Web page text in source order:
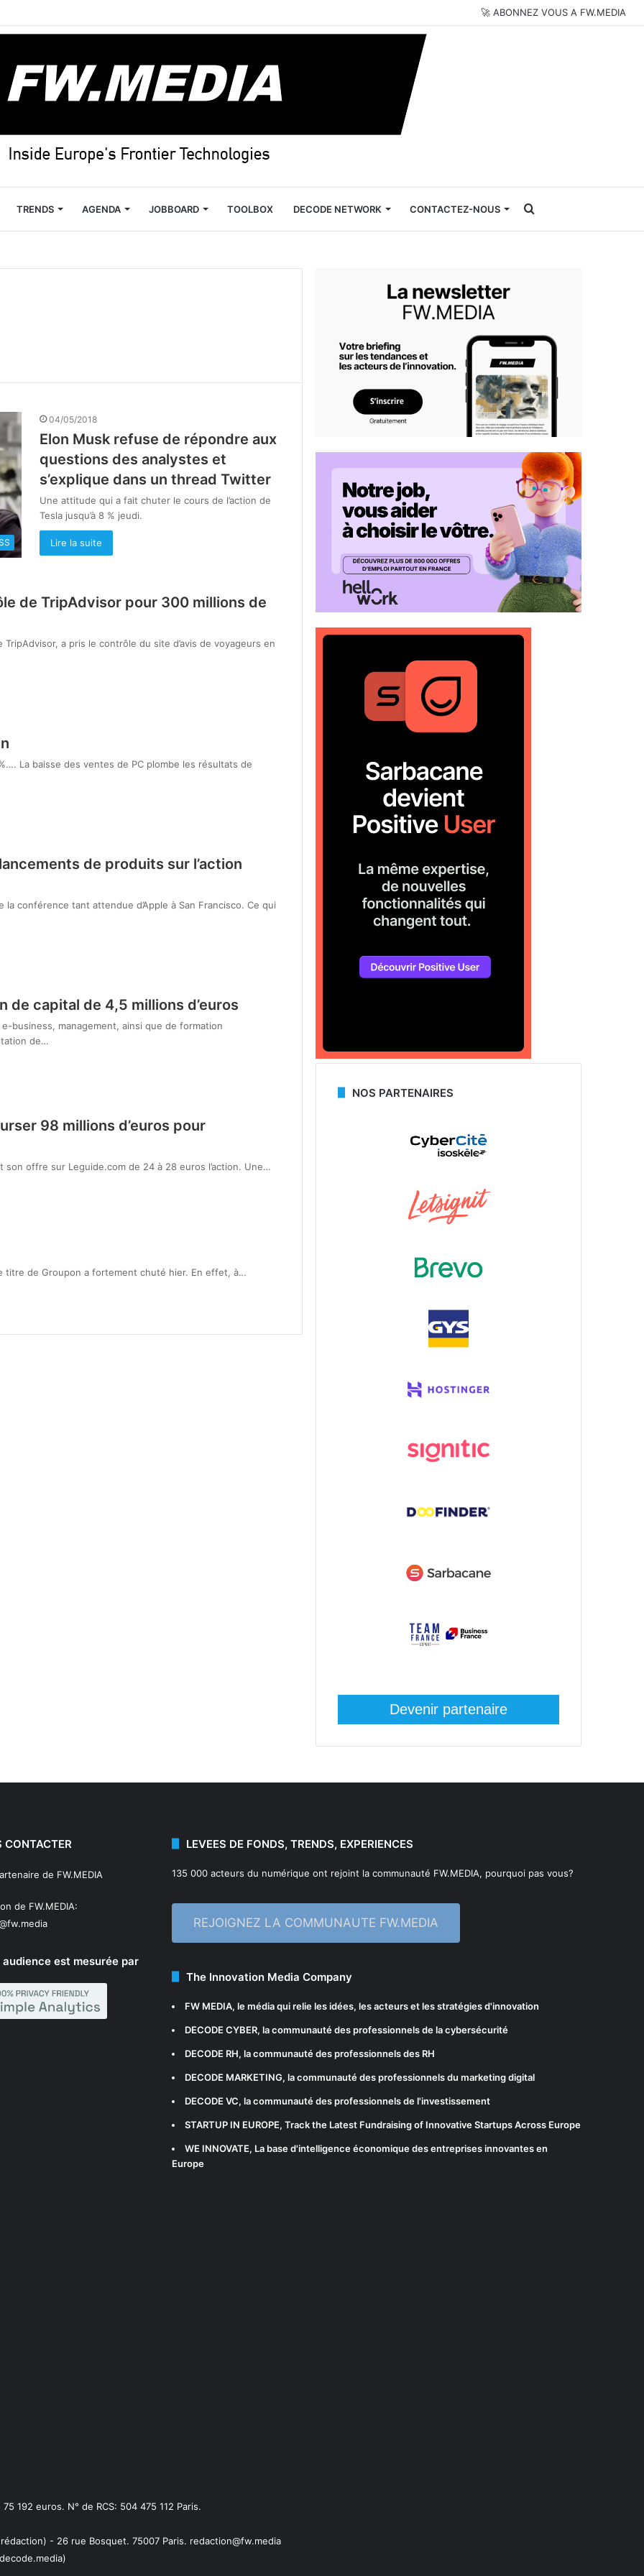
🚀 ABONNEZ VOUS A FW.MEDIA
TRENDS AGENDA JOBBOARD TOOLBOX DECODE NETWORK CONTACTEZ-NOUS Rechercher
04/05/2018
Elon Musk refuse de répondre aux
questions des analystes et
s’explique dans un thread Twitter
Une attitude qui a fait chuter le cours de l’action de
Tesla jusqu’à 8 % jeudi.
Lire la suite
de TripAdvisor pour 300 millions de
a pris le contrôle du site d’avis de voyageurs en
La baisse des ventes de PC plombe les résultats de
de produits sur l’action
conférence tant attendue d’Apple à San Francisco. Ce qui
de capital de 4,5 millions d’euros
business, management, ainsi que de formation
de…
98 millions d’euros pour
son offre sur Leguide.com de 24 à 28 euros l’action. Une…
titre de Groupon a fortement chuté hier. En effet, à…
NOS PARTENAIRES
Devenir partenaire
CONTACTER
de FW.MEDIA
de FW.MEDIA:
audience est mesurée par
LEVEES DE FONDS, TRENDS, EXPERIENCES
135 000 acteurs du numérique ont rejoint la communauté FW.MEDIA, pourquoi pas vous?
REJOIGNEZ LA COMMUNAUTE FW.MEDIA
The Innovation Media Company
FW MEDIA, le média qui relie les idées, les acteurs et les stratégies d'innovation
DECODE CYBER, la communauté des professionnels de la cybersécurité
DECODE RH, la communauté des professionnels des RH
DECODE MARKETING, la communauté des professionnels du marketing digital
DECODE VC, la communauté des professionnels de l'investissement
STARTUP IN EUROPE, Track the Latest Fundraising of Innovative Startups Across Europe
WE INNOVATE, La base d'intelligence économique des entreprises innovantes en
Europe
192 euros. N° de RCS: 504 475 112 Paris.
- 26 rue Bosquet. 75007 Paris. redaction@fw.media